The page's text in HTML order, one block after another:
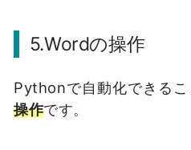
5.Wordの操作
Pythonで自動化できるこ
操作です。